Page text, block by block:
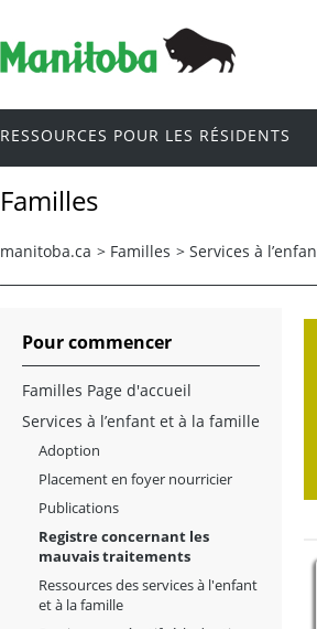
RESSOURCES POUR LES RÉSIDENTS
Familles
manitoba.ca > Familles > Services à
Pour commencer
Familles Page d'accueil
Services à l’enfant et à la famille
Adoption
Placement en foyer nourricier
Publications
Registre concernant les
mauvais traitements
Ressources des services à l'enfant
et à la famille